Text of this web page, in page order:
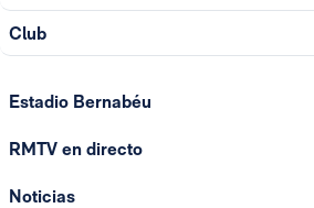
Club
Estadio Bernabéu
RMTV en directo
Noticias